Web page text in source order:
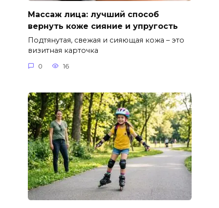
Массаж лица: лучший способ
вернуть коже сияние и упругость
Подтянутая, свежая и сияющая кожа – это
визитная карточка
0 16